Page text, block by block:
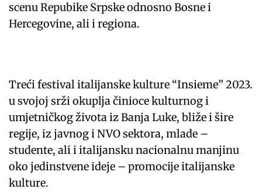
scenu Repubike Srpske odnosno Bosne i
Hercegovine, ali i regiona.
Treći festival italijanske kulture “Insieme” 2023.
u svojoj srži okuplja činioce kulturnog i
umjetničkog života iz Banja Luke, bliže i šire
regije, iz javnog i NVO sektora, mlade –
studente, ali i italijansku nacionalnu manjinu
oko jedinstvene ideje – promocije italijanske
kulture.